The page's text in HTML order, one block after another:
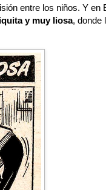
entre los niños. Y
y muy liosa, donde